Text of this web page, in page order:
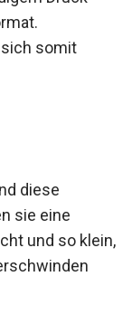
sich somit
diese
sie eine
und so